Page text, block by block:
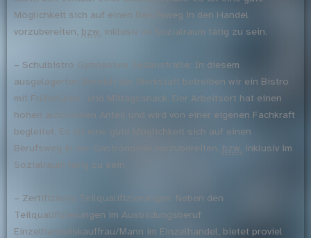
Möglichkeit sich auf einen Berufsweg in den Handel
vorzubereiten, bzw. inklusiv im Sozialraum tätig zu sein.
– Schulbistro Gymnasium Sedanstraße: In diesem
ausgelagerten Bereich der Werkstatt betreiben wir ein Bistro
mit Frühstücks- und Mittagssnack. Der Arbeitsort hat einen
hohen autonomen Anteil und wird von einer eigenen Fachkraft
begleitet. Es ist eine gute Möglichkeit sich auf einen
Berufsweg in der Gastronomie vorzubereiten, bzw. inklusiv im
Sozialraum tätig zu sein.
– Zertifizierte Teilqualifizierungen: Neben den
Teilqualifizierungen im Ausbildungsberuf
Einzelhandelskauffrau/Mann im Einzelhandel, bietet proviel